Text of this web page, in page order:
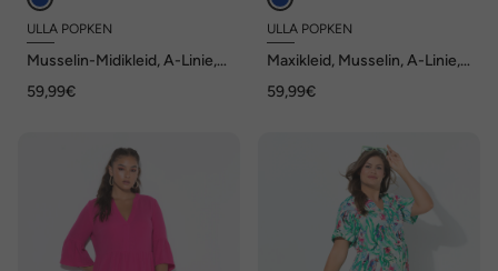
ULLA POPKEN
Musselin-Midikleid, A-Linie,
59,99€
ULLA POPKEN
Maxikleid, Musselin, A-Linie,
59,99€